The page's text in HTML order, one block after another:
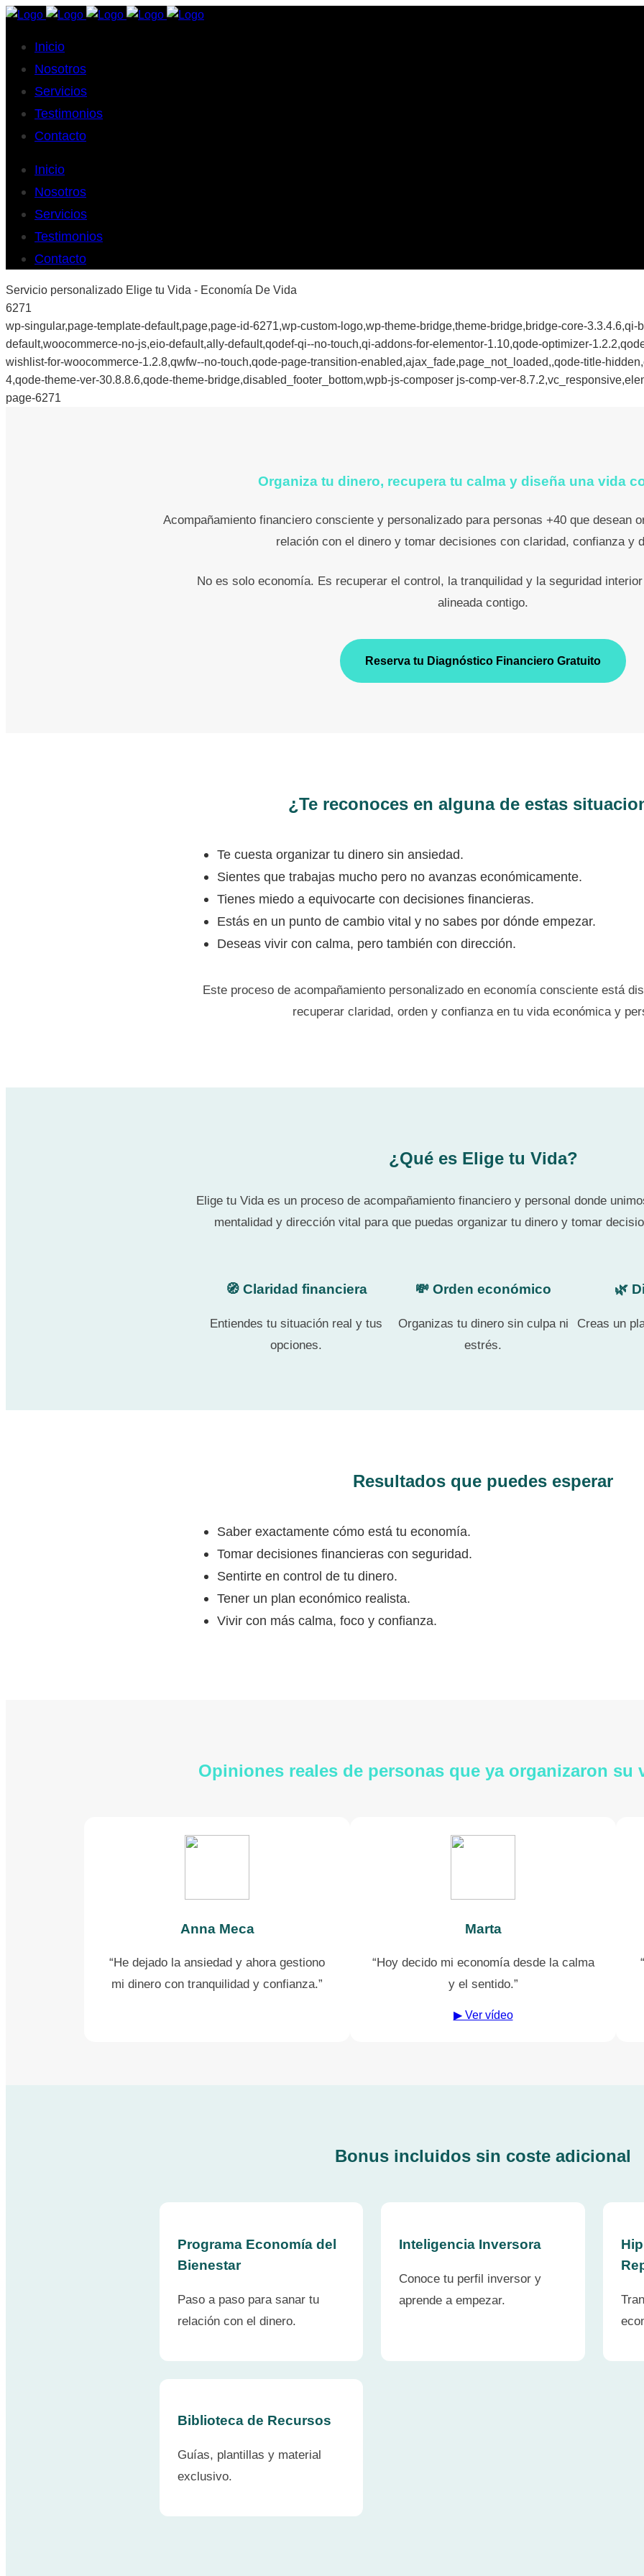
Inicio
Nosotros
Servicios
Testimonios
Contacto
Inicio
Nosotros
Servicios
Testimonios
Contacto
Servicio personalizado Elige tu Vida - Economía De Vida
6271
wp-singular,page-template-default,page,page-id-6271,wp-custom-logo,wp-theme-bridge,theme-bridge,bridge-core-
default,woocommerce-no-js,eio-default,ally-default,qodef-qi--no-touch,qi-addons-for-elementor-1.10,qode-optimizer-
wishlist-for-woocommerce-1.2.8,qwfw--no-touch,qode-page-transition-enabled,ajax_fade,page_not_loaded,,qode-title-
4,qode-theme-ver-30.8.8.6,qode-theme-bridge,disabled_footer_bottom,wpb-js-composer js-comp-ver-
page-6271
Organiza tu dinero, recupera tu calma y diseña una vida
Acompañamiento financiero consciente y personalizado para personas +40 que desean
relación con el dinero y tomar decisiones con claridad, confianza y
No es solo economía. Es recuperar el control, la tranquilidad y la seguridad
alineada contigo.
Reserva tu Diagnóstico Financiero Gratuito
¿Te reconoces en alguna de estas
Te cuesta organizar tu dinero sin ansiedad.
Sientes que trabajas mucho pero no avanzas económicamente.
Tienes miedo a equivocarte con decisiones financieras.
Estás en un punto de cambio vital y no sabes por dónde empezar.
Deseas vivir con calma, pero también con dirección.
Este proceso de acompañamiento personalizado en economía consciente está
recuperar claridad, orden y confianza en tu vida económica y
¿Qué es Elige tu Vida?
Elige tu Vida es un proceso de acompañamiento financiero y personal donde
mentalidad y dirección vital para que puedas organizar tu dinero y tomar
🧭 Claridad financiera
Entiendes tu situación real y tus
opciones.
💸 Orden económico
Organizas tu dinero sin culpa ni
estrés.
🌿
Creas un
Resultados que puedes esperar
Saber exactamente cómo está tu economía.
Tomar decisiones financieras con seguridad.
Sentirte en control de tu dinero.
Tener un plan económico realista.
Vivir con más calma, foco y confianza.
Opiniones reales de personas que ya organizaron su
Anna Meca
“He dejado la ansiedad y ahora gestiono
mi dinero con tranquilidad y confianza.”
Marta
“Hoy decido mi economía desde la calma
y el sentido.”
▶ Ver vídeo
Bonus incluidos sin coste adicional
Programa Economía del
Bienestar
Paso a paso para sanar tu
relación con el dinero.
Inteligencia Inversora
Conoce tu perfil inversor y
aprende a empezar.
Biblioteca de Recursos
Guías, plantillas y material
exclusivo.